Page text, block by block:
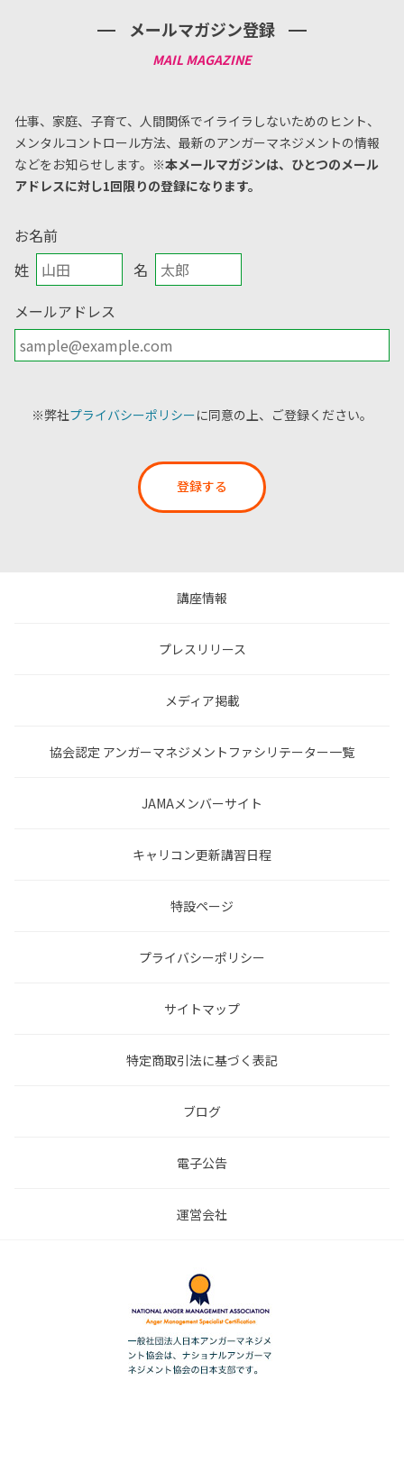
メールマガジン登録
仕事、家庭、子育て、人間関係でイライラしないためのヒント、
メンタルコントロール方法、 最新のアンガーマネジメントの情報
などをお知らせします。 ※本メールマガジンは、ひとつのメール
アドレスに対し1回限りの登録になります。
お名前
姓
名
メールアドレス
※弊社プライバシーポリシーに同意の上、ご登録ください。
登録する
講座情報
プレスリリース
メディア掲載
協会認定 アンガーマネジメントファシリテーター一覧
JAMAメンバーサイト
キャリコン更新講習日程
特設ページ
プライバシーポリシー
サイトマップ
特定商取引法に基づく表記
ブログ
電子公告
運営会社